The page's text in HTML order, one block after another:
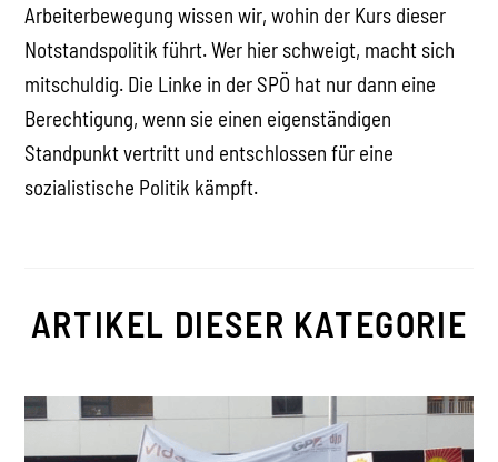
Arbeiterbewegung wissen wir, wohin der Kurs dieser
Notstandspolitik führt. Wer hier schweigt, macht sich
mitschuldig. Die Linke in der SPÖ hat nur dann eine
Berechtigung, wenn sie einen eigenständigen
Standpunkt vertritt und entschlossen für eine
sozialistische Politik kämpft.
ARTIKEL DIESER KATEGORIE